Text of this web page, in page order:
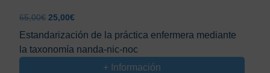
65,00€ El
original
era:
25,00€El
precio
actual
es:
Estandarización de la práctica enfermera mediante
la taxonomía nanda-nic-noc
+ Información